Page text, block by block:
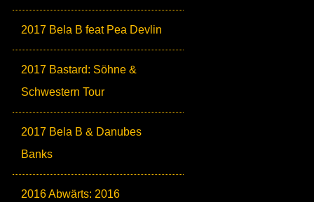
2017 Bela B feat Pea Devlin
2017 Bastard: Söhne &
Schwestern Tour
2017 Bela B & Danubes
Banks
2016 Abwärts: 2016